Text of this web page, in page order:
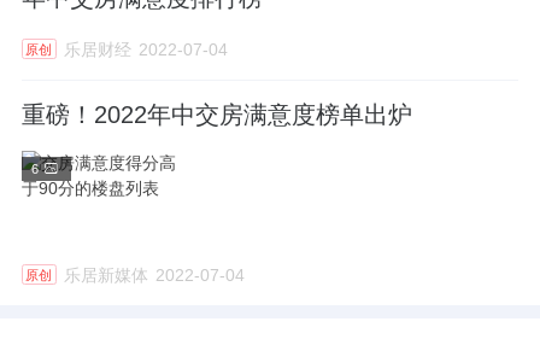
原创 乐居财经 2022-07-04
重磅！2022年中交房满意度榜单出炉
6
原创 乐居新媒体 2022-07-04